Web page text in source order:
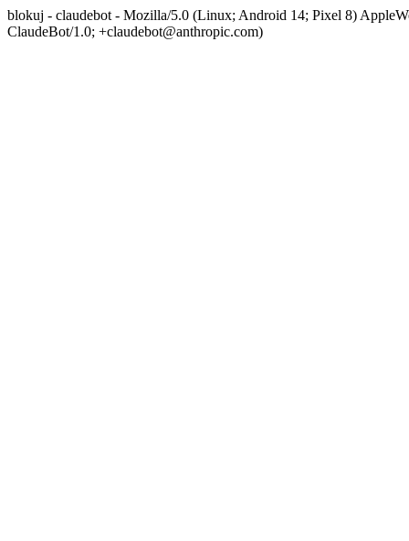
blokuj - claudebot - Mozilla/5.0 (Linux; Android 14; Pixel 8)
ClaudeBot/1.0; +claudebot@anthropic.com)